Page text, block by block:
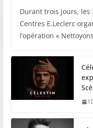
Durant trois jours, les
Centres E.Leclerc
l’opération «